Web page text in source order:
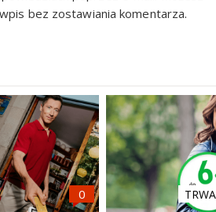
bez zostawiania komentarza.